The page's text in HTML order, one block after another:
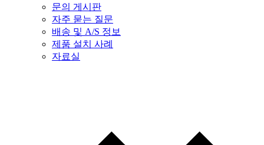
문의 게시판
자주 묻는 질문
배송 및 A/S 정보
제품 설치 사례
자료실